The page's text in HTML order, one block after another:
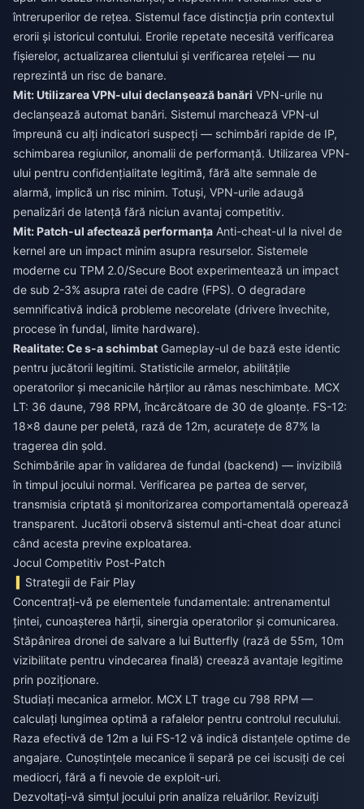
întreruperilor de rețea. Sistemul face distincția prin contextul
erorii și istoricul contului. Erorile repetate necesită verificarea
fișierelor, actualizarea clientului și verificarea rețelei — nu
reprezintă un risc de banare.
Mit: Utilizarea VPN-ului declanșează banări VPN-urile nu
declanșează automat banări. Sistemul marchează VPN-ul
împreună cu alți indicatori suspecți — schimbări rapide de IP,
schimbarea regiunilor, anomalii de performanță. Utilizarea VPN-
ului pentru confidențialitate legitimă, fără alte semnale de
alarmă, implică un risc minim. Totuși, VPN-urile adaugă
penalizări de latență fără niciun avantaj competitiv.
Mit: Patch-ul afectează performanța Anti-cheat-ul la nivel de
kernel are un impact minim asupra resurselor. Sistemele
moderne cu TPM 2.0/Secure Boot experimentează un impact
de sub 2-3% asupra ratei de cadre (FPS). O degradare
semnificativă indică probleme necorelate (drivere învechite,
procese în fundal, limite hardware).
Realitate: Ce s-a schimbat Gameplay-ul de bază este identic
pentru jucătorii legitimi. Statisticile armelor, abilitățile
operatorilor și mecanicile hărților au rămas neschimbate. MCX
LT: 36 daune, 798 RPM, încărcătoare de 30 de gloanțe. FS-12:
18×8 daune per peletă, rază de 12m, acuratețe de 87% la
tragerea din șold.
Schimbările apar în validarea de fundal (backend) — invizibilă
în timpul jocului normal. Verificarea pe partea de server,
transmisia criptată și monitorizarea comportamentală operează
transparent. Jucătorii observă sistemul anti-cheat doar atunci
când acesta previne exploatarea.
Jocul Competitiv Post-Patch
Strategii de Fair Play
Concentrați-vă pe elementele fundamentale: antrenamentul
țintei, cunoașterea hărții, sinergia operatorilor și comunicarea.
Stăpânirea dronei de salvare a lui Butterfly (rază de 55m, 10m
vizibilitate pentru vindecarea finală) creează avantaje legitime
prin poziționare.
Studiați mecanica armelor. MCX LT trage cu 798 RPM —
calculați lungimea optimă a rafalelor pentru controlul reculului.
Raza efectivă de 12m a lui FS-12 vă indică distanțele optime de
angajare. Cunoștințele mecanice îi separă pe cei iscusiți de cei
mediocri, fără a fi nevoie de exploit-uri.
Dezvoltați-vă simțul jocului prin analiza reluărilor. Revizuiți